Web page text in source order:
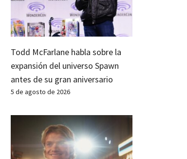
Todd McFarlane habla sobre la
expansión del universo Spawn
antes de su gran aniversario
5 de agosto de 2026